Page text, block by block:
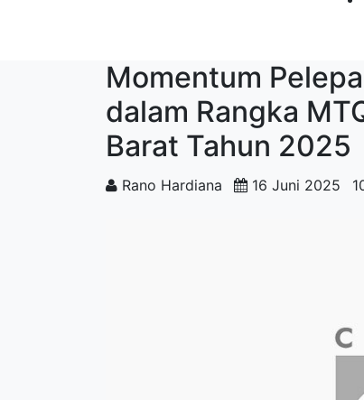
Momentum
dalam Rangka
Barat Tahun 2025
Rano Hardiana 16 Juni 2025